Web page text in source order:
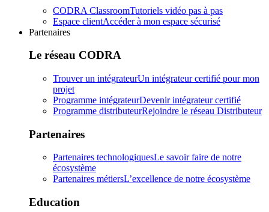
CODRA ClassroomTutoriels vidéo pas à pas
Espace clientAccéder à mon espace sécurisé
Partenaires
Le réseau CODRA
Trouver un intégrateurUn intégrateur certifié pour mon
projet
Programme intégrateurDevenir intégrateur certifié
Programme distributeurRejoindre le réseau Distributeur
Partenaires
Partenaires technologiquesLe savoir faire de notre
écosystème
Partenaires métiersL’excellence de notre écosystème
Education